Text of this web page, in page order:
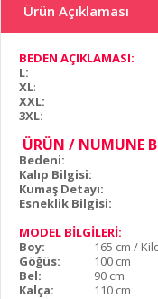
Ürün Açıklaması
BEDEN AÇIKLAMASI:
L:
XL:
XXL:
3XL:
ÜRÜN / NUMUNE
Bedeni:
Kalıp Bilgisi:
Kumaş Detayı:
Esneklik Bilgisi:
MODEL BİLGİLERİ:
Boy:
165 cm /
Göğüs:
100 cm
Bel:
90 cm
Kalça:
110 cm